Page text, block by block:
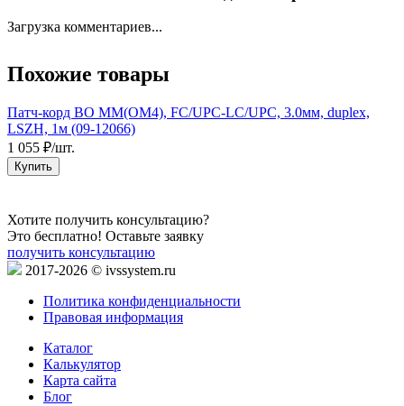
Загрузка комментариев...
Похожие товары
Патч-корд ВО MM(OM4), FC/UPC-LC/UPC, 3.0мм, duplex,
LSZH, 1м (09-12066)
1 055 ₽/шт.
Купить
Хотите получить консультацию?
Это бесплатно! Оставьте заявку
получить консультацию
2017-2026 © ivssystem.ru
Политика конфиденциальности
Правовая информация
Каталог
Калькулятор
Карта сайта
Блог